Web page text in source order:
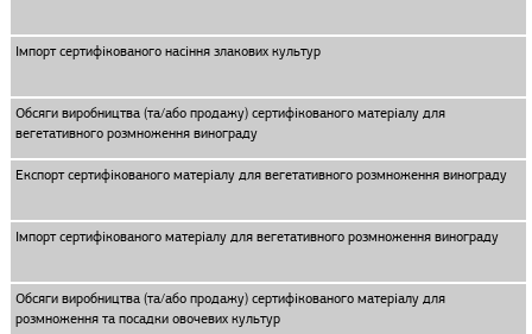
Імпорт сертифікованого насіння злакових культур
Обсяги виробництва (та/або продажу) сертифікованого матеріалу для
вегетативного розмноження винограду
Експорт сертифікованого матеріалу для вегетативного розмноження винограду
Імпорт сертифікованого матеріалу для вегетативного розмноження винограду
Обсяги виробництва (та/або продажу) сертифікованого матеріалу для
розмноження та посадки овочевих культур